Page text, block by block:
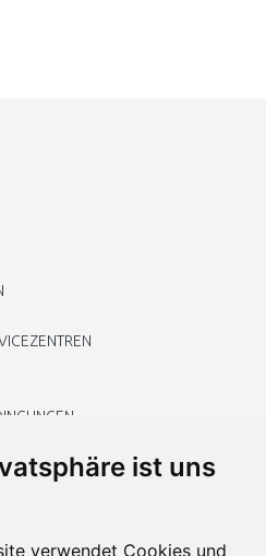
ist uns
verwendet Cookies und